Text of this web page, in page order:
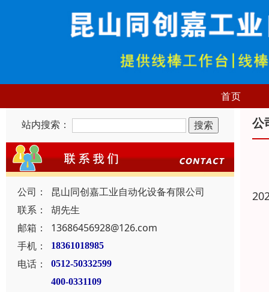
首页
站内搜索：
公司：
昆山同创嘉工业自动化设备有限公司
联系：
胡先生
邮箱：
13686456928@126.com
手机：
18361018985
电话：
0512-50332599
400-0331109
公